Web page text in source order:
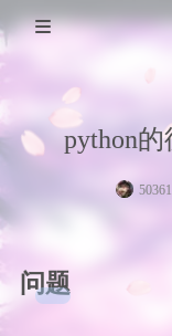
WP美化
电脑问题
工具箱
MikuTap
医学图像
gpt-image
python
问题